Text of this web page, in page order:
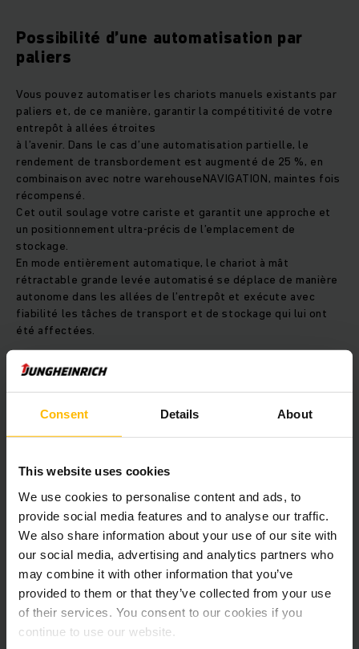
Consent Details About
This website uses cookies
We use cookies to personalise content and ads, to
provide social media features and to analyse our traffic.
We also share information about your use of our site with
our social media, advertising and analytics partners who
may combine it with other information that you’ve
provided to them or that they’ve collected from your use
of their services. You consent to our cookies if you
continue to use our website.
Possibilité d’une automatisation par
paliers
Vous pouvez automatiser les chariots manuels existants par
paliers et, de ce manière, garantir la compétitivité de votre
entrepôt à allées étroites
à l’avenir. Dans le cas d’une automatisation partielle, le
rendement de transbordement est augmenté de 25 %, en
combinaison avec notre warehouseNAVIGATION, maintes fois
récompensé.
Cet outil soulage votre cariste et garantit une approche et
un positionnement ultra-précis de l’emplacement de
stockage.
En mode entièrement automatique, le chariot à mât
rétractable grande levée automatisé se déplace de manière
autonome dans les allées de l’entrepôt et exécute avec
fiabilité les tâches de transport et de stockage qui lui ont
été affectées.
EKX 5a
Chariots grande levée
automatisés